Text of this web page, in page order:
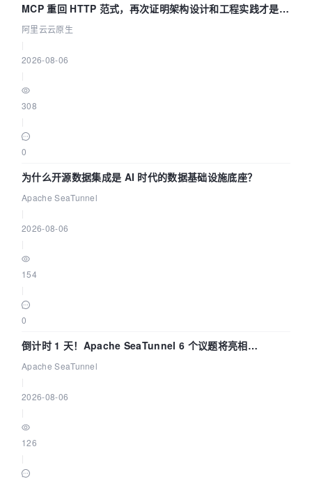
MCP 重回 HTTP 范式，再次证明架构设计和工程实践才是稀
缺资源
阿里云云原生
2026-08-06
308
0
为什么开源数据集成是 AI 时代的数据基础设施底座？
Apache SeaTunnel
2026-08-06
154
0
倒计时 1 天！Apache SeaTunnel 6 个议题将亮相
Community Over Code Asia 2026
Apache SeaTunnel
2026-08-06
126